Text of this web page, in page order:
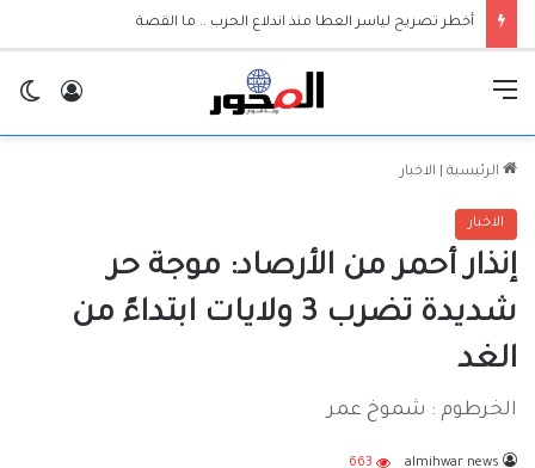
أخطر تصريح لياسر العطا منذ اندلاع الحرب .. ما القصة
الرئيسية الاخبار
الاخبار
إنذار أحمر من الأرصاد: موجة حر
شديدة تضرب 3 ولايات ابتداءً من
الغد
الخرطوم : شموخ عمر
almihwar news
663